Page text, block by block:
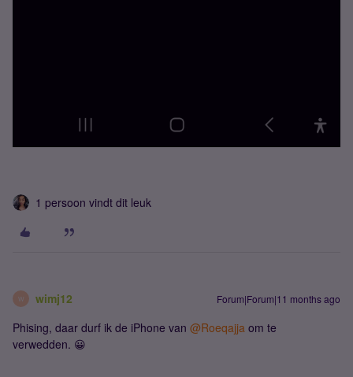
1 persoon vindt dit leuk
W wimj12 Forum|Forum|11 months ago
Phising, daar durf ik de iPhone van ​ @Roeqajja om te
verwedden. 😀